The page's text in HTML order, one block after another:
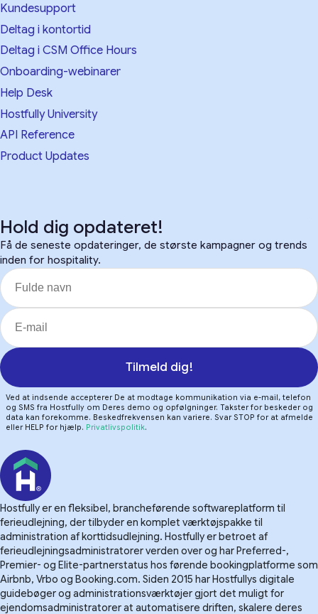
Kundesupport
Deltag i kontortid
Deltag i CSM Office Hours
Onboarding-webinarer
Help Desk
Hostfully University
API Reference
Product Updates
Hold dig opdateret!
Få de seneste opdateringer, de største kampagner og trends
inden for hospitality.
Tilmeld dig!
Ved at indsende accepterer De at modtage kommunikation via e-mail, telefon
og SMS fra Hostfully om Deres demo og opfølgninger. Takster for beskeder og
data kan forekomme. Beskedfrekvensen kan variere. Svar STOP for at afmelde
eller HELP for hjælp. Privatlivspolitik.
Hostfully er en fleksibel, brancheførende softwareplatform til
ferieudlejning, der tilbyder en komplet værktøjspakke til
administration af korttidsudlejning. Hostfully er betroet af
ferieudlejningsadministratorer verden over og har Preferred-,
Premier- og Elite-partnerstatus hos førende bookingplatforme som
Airbnb, Vrbo og Booking.com. Siden 2015 har Hostfullys digitale
guidebøger og administrationsværktøjer gjort det muligt for
ejendomsadministratorer at automatisere driften, skalere deres